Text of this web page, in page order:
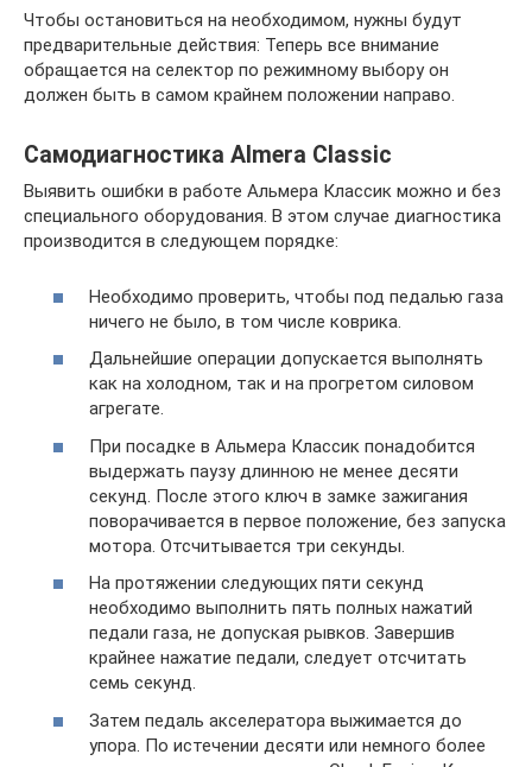
Чтобы остановиться на необходимом, нужны будут
предварительные действия: Теперь все внимание
обращается на селектор по режимному выбору он
должен быть в самом крайнем положении направо.
Самодиагностика Almera Classic
Выявить ошибки в работе Альмера Классик можно и без
специального оборудования. В этом случае диагностика
производится в следующем порядке:
Необходимо проверить, чтобы под педалью газа
ничего не было, в том числе коврика.
Дальнейшие операции допускается выполнять
как на холодном, так и на прогретом силовом
агрегате.
При посадке в Альмера Классик понадобится
выдержать паузу длинною не менее десяти
секунд. После этого ключ в замке зажигания
поворачивается в первое положение, без запуска
мотора. Отсчитывается три секунды.
На протяжении следующих пяти секунд
необходимо выполнить пять полных нажатий
педали газа, не допуская рывков. Завершив
крайнее нажатие педали, следует отсчитать
семь секунд.
Затем педаль акселератора выжимается до
упора. По истечении десяти или немного более